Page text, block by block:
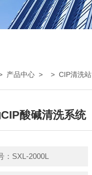
产品中心 > > CIP清洗站
酸碱清洗系统
：SXL-2000L